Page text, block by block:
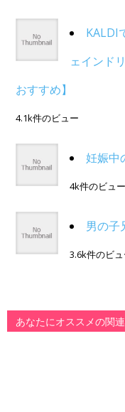
KALDI
ェインド
おすすめ】
4.1k件のビュー
妊娠中
4k件のビュー
男の子
3.6k件のビ
あなたにオススメの関